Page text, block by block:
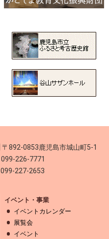
〒892-0853鹿児島市城山町5-1
099-226-7771
099-227-2653
イベント・事業
イベントカレンダー
展覧会
イベント